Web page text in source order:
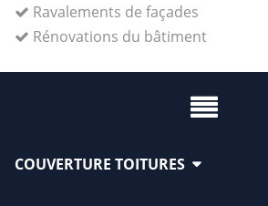
Ravalements de façades
Rénovations du bâtiment
COUVERTURE TOITURES